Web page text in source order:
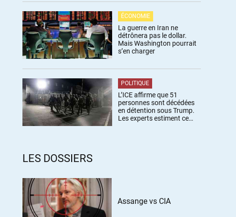
ÉCONOMIE
La guerre en Iran ne
détrônera pas le dollar.
Mais Washington pourrait
s’en charger
POLITIQUE
L’ICE affirme que 51
personnes sont décédées
en détention sous Trump.
Les experts estiment ce
LES DOSSIERS
Assange vs CIA